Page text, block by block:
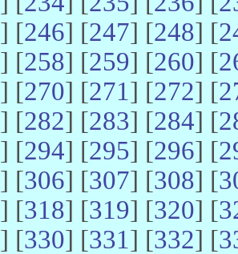
] [246] [247] [248] [
] [258] [259] [260] [
] [270] [271] [272] [
] [282] [283] [284] [
] [294] [295] [296] [
] [306] [307] [308] [
] [318] [319] [320] [
] [330] [331] [332] [